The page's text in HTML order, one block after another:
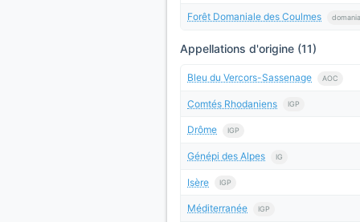
Forêt Domaniale des Coulmes
Appellations d'origine (11)
Bleu du Vercors-Sassenage AOC
Comtés Rhodaniens IGP
Drôme IGP
Génépi des Alpes IG
Isère IGP
Méditerranée IGP